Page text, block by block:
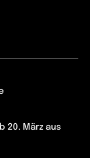
20. März aus